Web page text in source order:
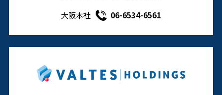
大阪本社
06-6534-6561